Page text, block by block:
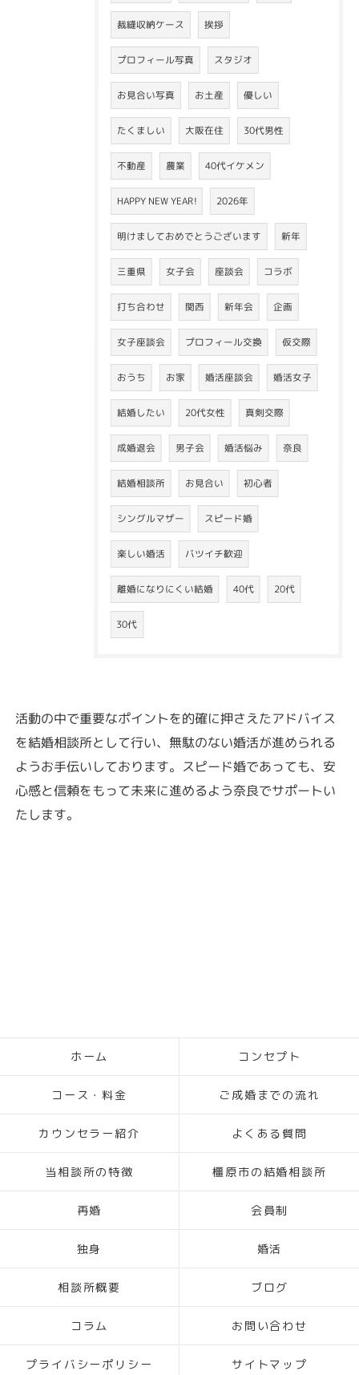
裁縫収納ケース 挨拶
プロフィール写真 スタジオ
お見合い写真 お土産 優しい
たくましい 大阪在住 30代男性
不動産 農業 40代イケメン
HAPPY NEW YEAR! 2026年
明けましておめでとうございます 新年
三重県 女子会 座談会 コラボ
打ち合わせ 関西 新年会 企画
女子座談会 プロフィール交換 仮交際
おうち お家 婚活座談会 婚活女子
結婚したい 20代女性 真剣交際
成婚退会 男子会 婚活悩み 奈良
結婚相談所 お見合い 初心者
シングルマザー スピード婚
楽しい婚活 バツイチ歓迎
離婚になりにくい結婚 40代 20代
30代
活動の中で重要なポイントを的確に押さえたアドバイス
を結婚相談所として行い、無駄のない婚活が進められる
ようお手伝いしております。スピード婚であっても、安
心感と信頼をもって未来に進めるよう奈良でサポートい
たします。
ホーム コンセプト
コース・料金 ご成婚までの流れ
カウンセラー紹介 よくある質問
当相談所の特徴 橿原市の結婚相談所
再婚 会員制
独身 婚活
相談所概要 ブログ
コラム お問い合わせ
プライバシーポリシー サイトマップ